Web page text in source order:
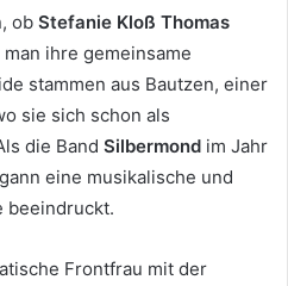
ob Stefanie Kloß Thomas
ihre gemeinsame
stammen aus Bautzen, einer
sie sich schon als
die Band Silbermond im Jahr
eine musikalische und
beeindruckt.
Frontfrau mit der